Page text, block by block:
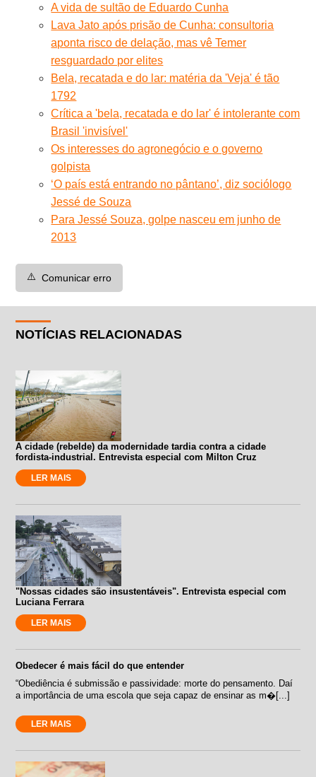
A vida de sultão de Eduardo Cunha
Lava Jato após prisão de Cunha: consultoria
aponta risco de delação, mas vê Temer
resguardado por elites
Bela, recatada e do lar: matéria da 'Veja' é tão
1792
Crítica a 'bela, recatada e do lar' é intolerante com
Brasil 'invisível'
Os interesses do agronegócio e o governo
golpista
‘O país está entrando no pântano’, diz sociólogo
Jessé de Souza
Para Jessé Souza, golpe nasceu em junho de
2013
⚠️ Comunicar erro
NOTÍCIAS RELACIONADAS
A cidade (rebelde) da modernidade tardia contra a cidade
fordista-industrial. Entrevista especial com Milton Cruz
LER MAIS
"Nossas cidades são insustentáveis". Entrevista especial com
Luciana Ferrara
LER MAIS
Obedecer é mais fácil do que entender
“Obediência é submissão e passividade: morte do pensamento. Daí
a importância de uma escola que seja capaz de ensinar as m�[...]
LER MAIS